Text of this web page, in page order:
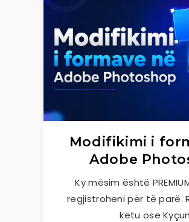
Modifikimi i
Adobe
Ky mësim është
regjistroheni për të parë.
këtu ose